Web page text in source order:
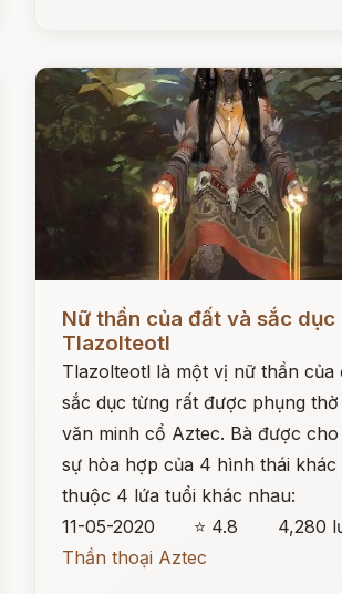
Nữ thần của đất và sắc dục
Tlazolteotl
Tlazolteotl là một vị nữ thần của
sắc dục từng rất được phụng
văn minh cổ Aztec. Bà được cho
sự hòa hợp của 4 hình thái khác
thuộc 4 lứa tuổi khác nhau:
11-05-2020
⭐ 4.8
4,280
Thần thoại Aztec